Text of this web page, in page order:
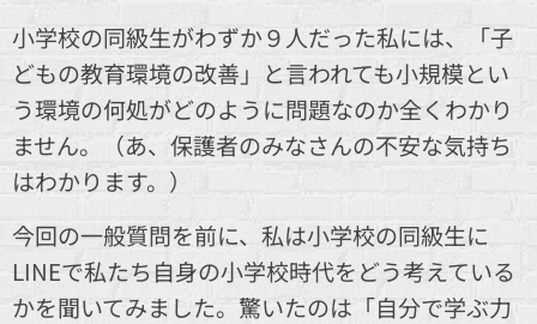
小学校の同級生がわずか９人だった私には、「子
どもの教育環境の改善」と言われても小規模とい
う環境の何処がどのように問題なのか全くわかり
ません。（あ、保護者のみなさんの不安な気持ち
はわかります。）
今回の一般質問を前に、私は小学校の同級生に
LINEで私たち自身の小学校時代をどう考えている
かを聞いてみました。驚いたのは「自分で学ぶ力